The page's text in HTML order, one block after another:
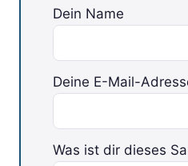
Dein Name
Deine E-Mail-
Bitte lasse dieses
Was ist dir dieses